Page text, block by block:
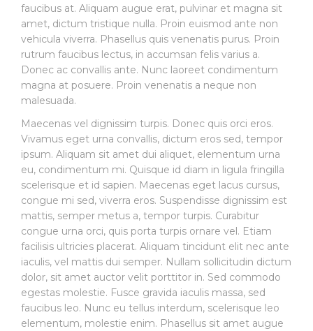
faucibus at. Aliquam augue erat, pulvinar et magna sit
amet, dictum tristique nulla. Proin euismod ante non
vehicula viverra. Phasellus quis venenatis purus. Proin
rutrum faucibus lectus, in accumsan felis varius a.
Donec ac convallis ante. Nunc laoreet condimentum
magna at posuere. Proin venenatis a neque non
malesuada.
Maecenas vel dignissim turpis. Donec quis orci eros.
Vivamus eget urna convallis, dictum eros sed, tempor
ipsum. Aliquam sit amet dui aliquet, elementum urna
eu, condimentum mi. Quisque id diam in ligula fringilla
scelerisque et id sapien. Maecenas eget lacus cursus,
congue mi sed, viverra eros. Suspendisse dignissim est
mattis, semper metus a, tempor turpis. Curabitur
congue urna orci, quis porta turpis ornare vel. Etiam
facilisis ultricies placerat. Aliquam tincidunt elit nec ante
iaculis, vel mattis dui semper. Nullam sollicitudin dictum
dolor, sit amet auctor velit porttitor in. Sed commodo
egestas molestie. Fusce gravida iaculis massa, sed
faucibus leo. Nunc eu tellus interdum, scelerisque leo
elementum, molestie enim. Phasellus sit amet augue